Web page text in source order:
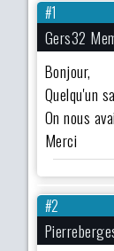
#1
Gers32
Bonjour,
Quelqu'un
On nous
Merci
#2